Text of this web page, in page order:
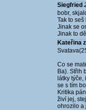
Siegfried
bobr,
Tak to
Jinak se
Jinak to
Kateřina
Co se
Ba). Střih
látky
se s tím
Kritika
živí jej,
ohrozilo a